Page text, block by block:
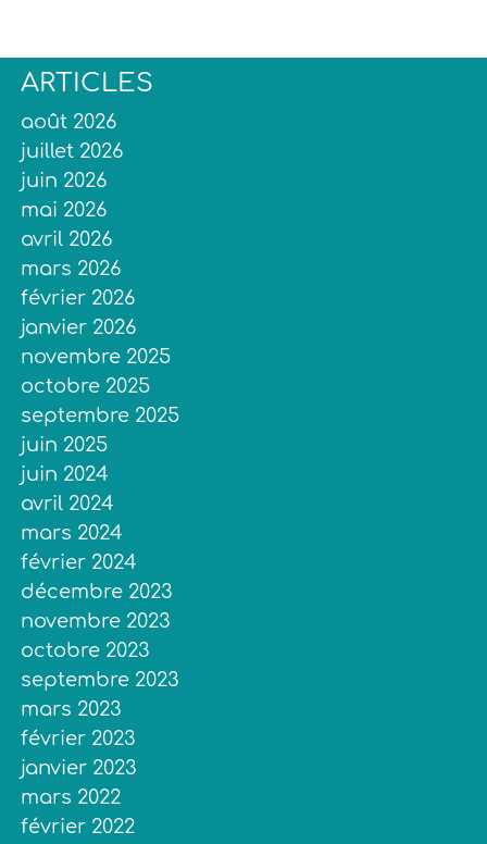
ARTICLES
août 2026
juillet 2026
juin 2026
mai 2026
avril 2026
mars 2026
février 2026
janvier 2026
novembre 2025
octobre 2025
septembre 2025
juin 2025
juin 2024
avril 2024
mars 2024
février 2024
décembre 2023
novembre 2023
octobre 2023
septembre 2023
mars 2023
février 2023
janvier 2023
mars 2022
février 2022